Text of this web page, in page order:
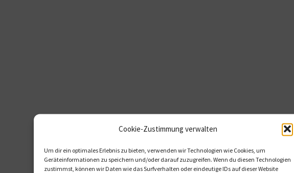
Cookie-Zustimmung verwalten
Um dir ein optimales Erlebnis zu bieten, verwenden wir Technologien wie Cookies, um
Geräteinformationen zu speichern und/oder darauf zuzugreifen. Wenn du diesen Technologien
zustimmst, können wir Daten wie das Surfverhalten oder eindeutige IDs auf dieser Website